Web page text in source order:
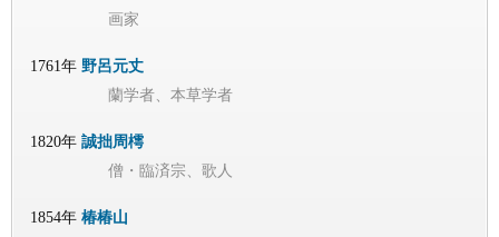
画家
1761年 野呂元丈
蘭学者、本草学者
1820年 誠拙周樗
僧・臨済宗、歌人
1854年 椿椿山